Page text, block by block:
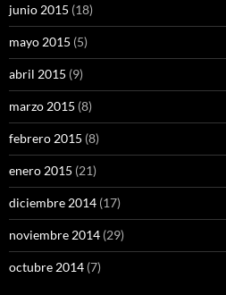
junio 2015 (18)
mayo 2015 (5)
abril 2015 (9)
marzo 2015 (8)
febrero 2015 (8)
enero 2015 (21)
diciembre 2014 (17)
noviembre 2014 (29)
octubre 2014 (7)